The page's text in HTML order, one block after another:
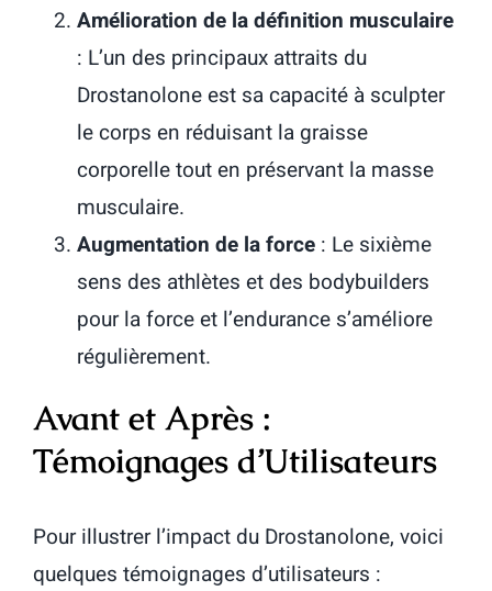
Amélioration de la définition musculaire
: L’un des principaux attraits du
Drostanolone est sa capacité à sculpter
le corps en réduisant la graisse
corporelle tout en préservant la masse
musculaire.
Augmentation de la force : Le sixième
sens des athlètes et des bodybuilders
pour la force et l’endurance s’améliore
régulièrement.
Avant et Après :
Témoignages d’Utilisateurs
Pour illustrer l’impact du Drostanolone, voici
quelques témoignages d’utilisateurs :